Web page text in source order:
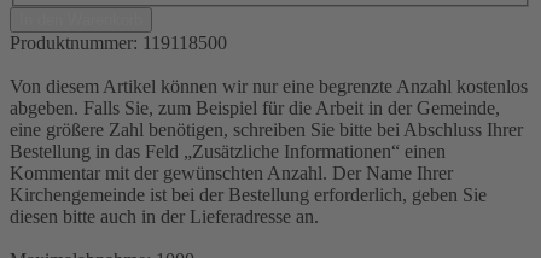
Produktnummer: 119118500
Von diesem Artikel können wir nur eine begrenzte Anzahl kostenlos
abgeben. Falls Sie, zum Beispiel für die Arbeit in der Gemeinde,
eine größere Zahl benötigen, schreiben Sie bitte bei Abschluss Ihrer
Bestellung in das Feld „Zusätzliche Informationen“ einen
Kommentar mit der gewünschten Anzahl. Der Name Ihrer
Kirchengemeinde ist bei der Bestellung erforderlich, geben Sie
diesen bitte auch in der Lieferadresse an.